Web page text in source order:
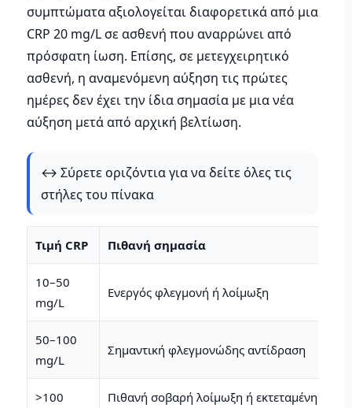
συμπτώματα αξιολογείται διαφορετικά από μια
CRP 20 mg/L σε ασθενή που αναρρώνει από
πρόσφατη ίωση. Επίσης, σε μετεγχειρητικό
ασθενή, η αναμενόμενη αύξηση τις πρώτες
ημέρες δεν έχει την ίδια σημασία με μια νέα
αύξηση μετά από αρχική βελτίωση.
↔️ Σύρετε οριζόντια για να δείτε όλες τις
στήλες του πίνακα
Τιμή CRP Πιθανή σημασία
10–50
mg/L
Ενεργός φλεγμονή ή λοίμωξη
50–100
mg/L
Σημαντική φλεγμονώδης αντίδραση
>100
Πιθανή σοβαρή λοίμωξη ή εκτεταμένη